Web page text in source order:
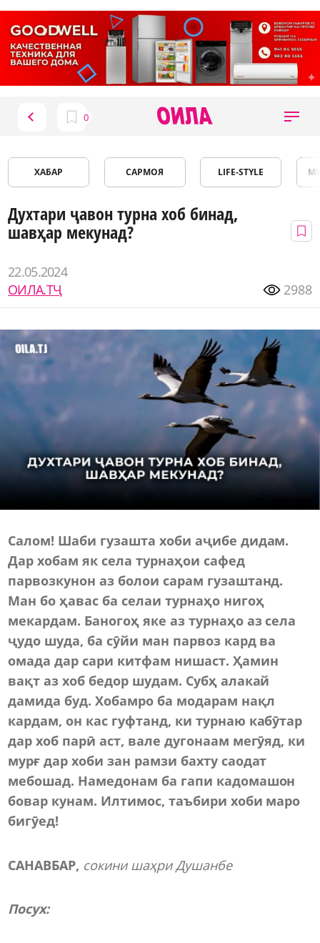
ХАБАР САРМОЯ LIFE-STYLE
Духтари ҷавон турна хоб бинад,
шавҳар мекунад?
22.05.2024
ОИЛА.ТҶ
2988
Салом! Шаби гузашта хоби аҷибе дидам.
Дар хобам як села турнаҳои сафед
парвозкунон аз болои сарам гузаштанд.
Ман бо ҳавас ба селаи турнаҳо нигоҳ
мекардам. Баногоҳ яке аз турнаҳо аз села
ҷудо шуда, ба сӯйи ман парвоз кард ва
омада дар сари китфам нишаст. Ҳамин
вақт аз хоб бедор шудам. Субҳ алакай
дамида буд. Хобамро ба модарам нақл
кардам, он кас гуфтанд, ки турнаю кабӯтар
дар хоб парӣ аст, вале дугонаам мегӯяд, ки
мурғ дар хоби зан рамзи бахту саодат
мебошад. Намедонам ба гапи кадомашон
бовар кунам. Илтимос, таъбири хоби маро
бигӯед!
САНАВБАР, сокини шаҳри Душанбе
Посух: